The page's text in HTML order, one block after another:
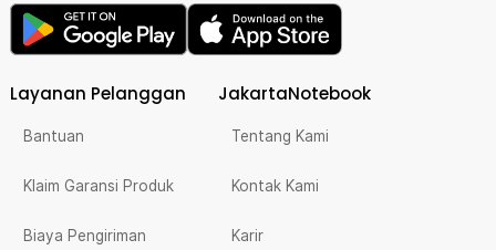
Layanan Pelanggan
Bantuan
Klaim Garansi Produk
Biaya Pengiriman
JakartaNotebook
Tentang Kami
Kontak Kami
Karir